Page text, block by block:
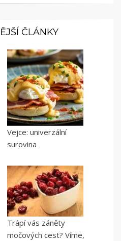
ČLÁNKY
Vejce: univerzální
surovina
Trápí vás záněty
močových cest? Víme,